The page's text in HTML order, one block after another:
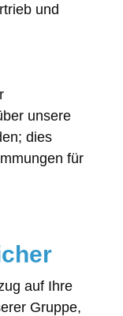
und
unsere
dies
für
auf Ihre
Gruppe,